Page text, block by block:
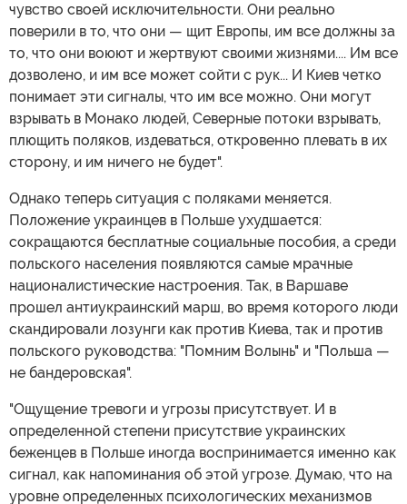
чувство своей исключительности. Они реально
поверили в то, что они — щит Европы, им все должны за
то, что они воюют и жертвуют своими жизнями.... Им все
дозволено, и им все может сойти с рук... И Киев четко
понимает эти сигналы, что им все можно. Они могут
взрывать в Монако людей, Северные потоки взрывать,
плющить поляков, издеваться, откровенно плевать в их
сторону, и им ничего не будет".
Однако теперь ситуация с поляками меняется.
Положение украинцев в Польше ухудшается:
сокращаются бесплатные социальные пособия, а среди
польского населения появляются самые мрачные
националистические настроения. Так, в Варшаве
прошел антиукраинский марш, во время которого люди
скандировали лозунги как против Киева, так и против
польского руководства: "Помним Волынь" и "Польша —
не бандеровская".
"Ощущение тревоги и угрозы присутствует. И в
определенной степени присутствие украинских
беженцев в Польше иногда воспринимается именно как
сигнал, как напоминания об этой угрозе. Думаю, что на
уровне определенных психологических механизмов